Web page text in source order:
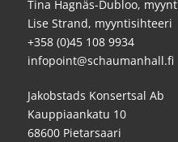
Tina Hagnäs-Dubloo,
Lise Strand, myyntisihteeri
+358 (0)45 108 9934
infopoint@schaumanhall.fi
Jakobstads Konsertsal Ab
Kauppiaankatu 10
68600 Pietarsaari